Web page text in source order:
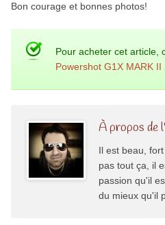
Bon courage et bonnes photos!
Pour acheter cet article,
Powershot G1X MARK II
À propos de
Il est beau,
pas tout ça, il
passion qu'il
du mieux qu'il